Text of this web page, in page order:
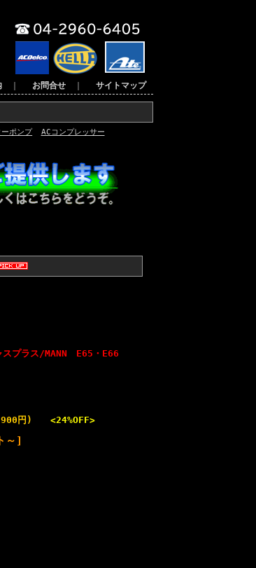
お問合せ サイトマップ
ポンプ ACコンプレッサー
スプラス/MANN E65・E66
円) <24%OFF>
～]